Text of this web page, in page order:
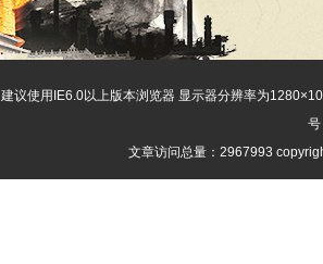
建议使用IE6.0以上版本浏览器 显示器分辨率为
号
文章访问总量：2967993